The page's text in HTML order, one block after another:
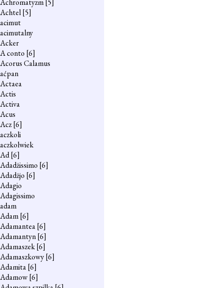
Achromatyzm[5]
Achtel[5]
acimut
acimutalny
Acker
A conto [6]
Acorus Calamus
aćpan
Actaea
Actis
Activa
Acus
Acz[6]
aczkoli
aczkolwiek
Ad[6]
Adadżissimo [6]
Adadżjo [6]
Adagio
Adagissimo
adam
Adam[6]
Adamantea[6]
Adamantyn[6]
Adamaszek[6]
Adamaszkowy[6]
Adamita[6]
Adamow[6]